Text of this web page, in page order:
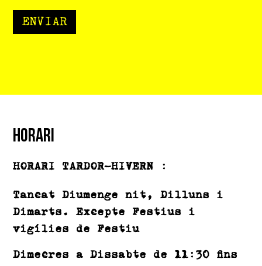
ENVIAR
Horari
HORARI TARDOR-HIVERN :
Tancat Diumenge nit, Dilluns i
Dimarts. Excepte Festius i
vigílies de Festiu
Dimecres a Dissabte de 11:30 fins